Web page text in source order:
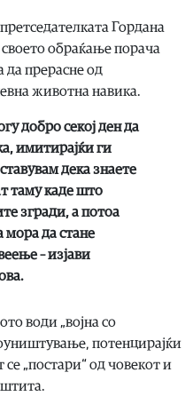
Гордана
обраќање порача
да прерасне од
животна навика.
добро секој ден да
имитирајќи ги
дека знаете
таму каде што
згради, а потоа
мора да стане
– изјави
води „војна со
потенцирајќи
„постари“ од човекот и